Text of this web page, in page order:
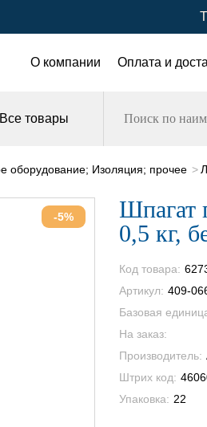
О компании Оплата и
Все товары
оборудование; Изоляция; прочее
-5%
Шпагат
0,5 кг,
Код товара:
Артикул: 409-
Базовая
На заказ:
Производитель:
Штрих код:
Упаковка: 22